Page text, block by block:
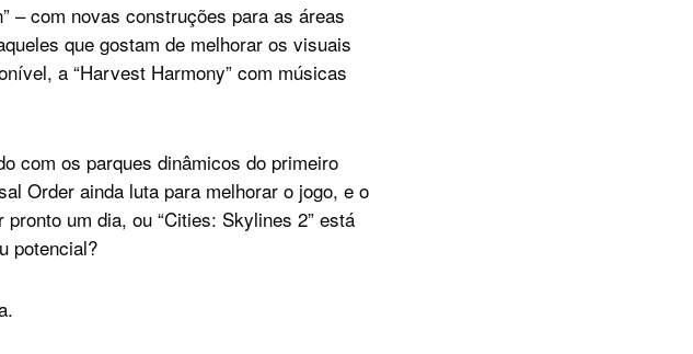
– com novas construções para as áreas
que gostam de melhorar os visuais
a “Harvest Harmony” com músicas
com os parques dinâmicos do primeiro
Order ainda luta para melhorar o jogo, e o
um dia, ou “Cities: Skylines 2” está
potencial?